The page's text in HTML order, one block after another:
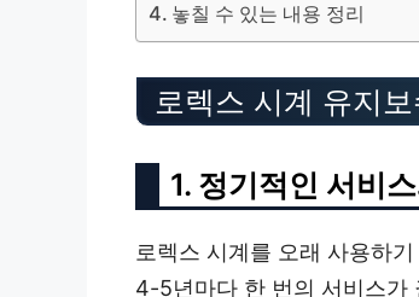
놓칠 수 있는 내용 정리
로렉스 시계 유지
1. 정기적인 서비
로렉스 시계를 오래 사용하
4-5년마다 한 번의 서비스가